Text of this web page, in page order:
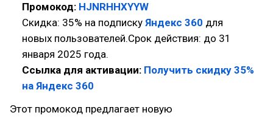
Промокод: HJNRHHXYYW
Скидка: 35% на подписку Яндекс 360 для
новых пользователей.Срок действия: до 31
января 2025 года.
Ссылка для активации: Получить скидку 35%
на Яндекс 360
Этот промокод предлагает новую